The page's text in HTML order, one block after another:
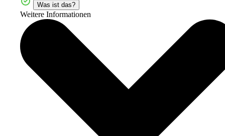
Was ist das?
Weitere Informationen